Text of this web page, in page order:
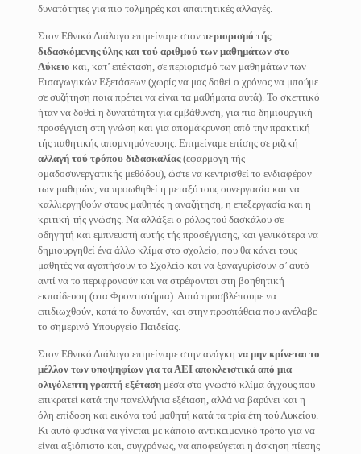
δυνατότητες για πιο τολμηρές και απαιτητικές αλλαγές.
Στον Εθνικό Διάλογο επιμείναμε στον περιορισμό τής
διδασκόμενης ύλης και τού αριθμού των μαθημάτων στο
Λύκειο και, κατ’ επέκταση, σε περιορισμό των μαθημάτων των
Εισαγωγικών Εξετάσεων (χωρίς να μας δοθεί ο χρόνος να μπούμε
σε συζήτηση ποια πρέπει να είναι τα μαθήματα αυτά). Το σκεπτικό
ήταν να δοθεί η δυνατότητα για εμβάθυνση, για πιο δημιουργική
προσέγγιση στη γνώση και για απομάκρυνση από την πρακτική
τής παθητικής απομνημόνευσης. Επιμείναμε επίσης σε ριζική
αλλαγή τού τρόπου διδασκαλίας(εφαρμογή τής
ομαδοσυνεργατικής μεθόδου), ώστε να κεντρισθεί το ενδιαφέρον
των μαθητών, να προωθηθεί η μεταξύ τους συνεργασία και να
καλλιεργηθούν στους μαθητές η αναζήτηση, η επεξεργασία και η
κριτική τής γνώσης. Να αλλάξει ο ρόλος τού δασκάλου σε
οδηγητή και εμπνευστή αυτής τής προσέγγισης, και γενικότερα να
δημιουργηθεί ένα άλλο κλίμα στο σχολείο, που θα κάνει τους
μαθητές να αγαπήσουν το Σχολείο και να ξαναγυρίσουν σ’ αυτό
αντί να το περιφρονούν και να στρέφονται στη βοηθητική
εκπαίδευση (στα Φροντιστήρια). Αυτά προσβλέπουμε να
επιδιωχθούν, κατά το δυνατόν, και στην προσπάθεια που ανέλαβε
το σημερινό Υπουργείο Παιδείας.
Στον Εθνικό Διάλογο επιμείναμε στην ανάγκη να μην κρίνεται το
μέλλον των υποψηφίων για τα ΑΕΙ αποκλειστικά από μια
ολιγόλεπτη γραπτή εξέτασημέσα στο γνωστό κλίμα άγχους που
επικρατεί κατά την πανελλήνια εξέταση, αλλά να βαρύνει και η
όλη επίδοση και εικόνα τού μαθητή κατά τα τρία έτη τού Λυκείου.
Κι αυτό φυσικά να γίνεται με κάποιο αντικειμενικό τρόπο για να
είναι αξιόπιστο και, συγχρόνως, να αποφεύγεται η άσκηση πίεσης